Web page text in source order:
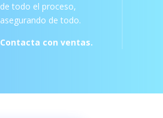
de todo el proceso,
asegurando de todo.
Contacta con ventas.